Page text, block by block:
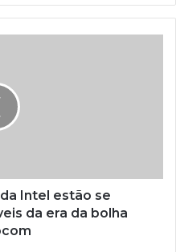
Intel estão se
da era da bolha